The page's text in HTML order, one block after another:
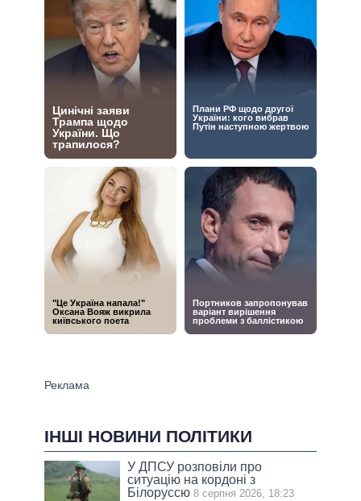
ІНШІ НОВИНИ ПОЛІТИКИ
У ДПСУ розповіли про
ситуацію на кордоні з
Білоруссю 8 серпня 2026, 18:23